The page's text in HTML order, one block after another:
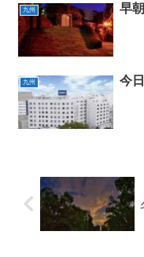
九州 早
九州 今